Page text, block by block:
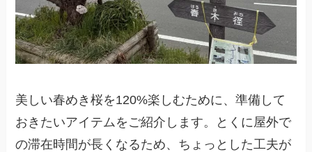
美しい春めき桜を120%楽しむために、準備して
おきたいアイテムをご紹介します。とくに屋外で
の滞在時間が長くなるため、ちょっとした工夫が